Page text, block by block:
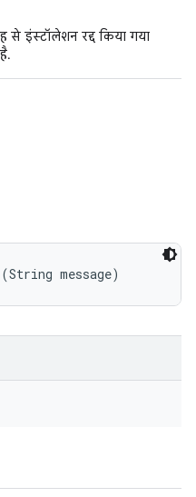
इंस्टॉलेशन रद्द किया गया
message)